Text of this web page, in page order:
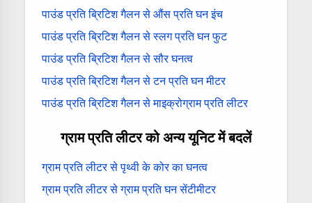
पाउंड प्रति ब्रिटिश गैलन से औंस प्रति घन इंच
पाउंड प्रति ब्रिटिश गैलन से स्लग प्रति घन फुट
पाउंड प्रति ब्रिटिश गैलन से सौर घनत्व
पाउंड प्रति ब्रिटिश गैलन से टन प्रति घन मीटर
पाउंड प्रति ब्रिटिश गैलन से माइक्रोग्राम प्रति लीटर
ग्राम प्रति लीटर को अन्य यूनिट में बदलें
ग्राम प्रति लीटर से पृथ्वी के कोर का घनत्व
ग्राम प्रति लीटर से ग्राम प्रति घन सेंटीमीटर